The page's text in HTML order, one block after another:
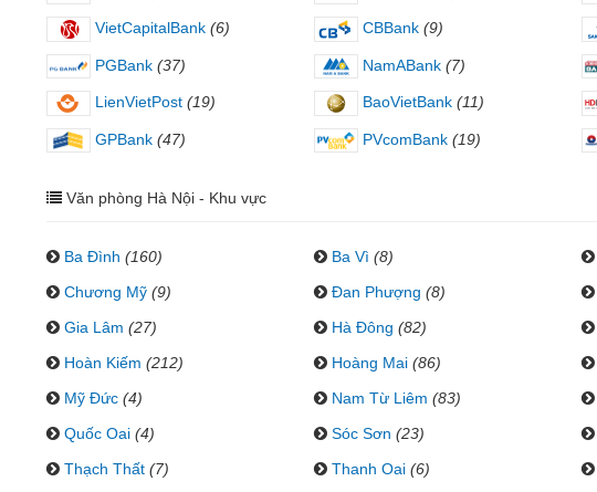
VietCapitalBank (6) CBBank (9)
PGBank (37) NamABank (7)
LienVietPost (19) BaoVietBank (11)
GPBank (47) PVcomBank (19)
Văn phòng Hà Nội - Khu vực
Ba Đình (160) Ba Vì (8)
Chương Mỹ (9) Đan Phượng (8)
Gia Lâm (27) Hà Đông (82)
Hoàn Kiếm (212) Hoàng Mai (86)
Mỹ Đức (4) Nam Từ Liêm (83)
Quốc Oai (4) Sóc Sơn (23)
Thạch Thất (7) Thanh Oai (6)